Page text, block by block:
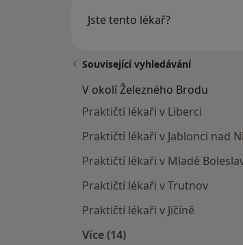
Jste tento lékař?
Související vyhledávání
V okolí Železného Brodu
Praktičtí lékaři v Liberci
Praktičtí lékaři v Jablonci nad
Praktičtí lékaři v Mladé
Praktičtí lékaři v Trutnov
Praktičtí lékaři v Jičíně
Více (14)